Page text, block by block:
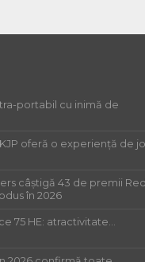
portabil cu inimă de
oferă o experiență de
câștigă 43 de premii Red
în 2026
75 HE: atractivitate…